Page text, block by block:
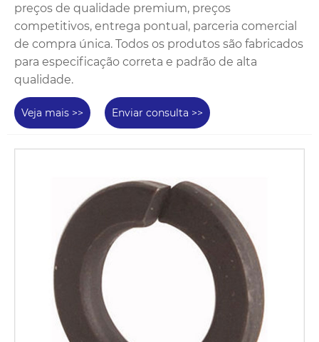
preços de qualidade premium, preços
competitivos, entrega pontual, parceria comercial
de compra única. Todos os produtos são fabricados
para especificação correta e padrão de alta
qualidade.
Veja mais >> Enviar consulta >>